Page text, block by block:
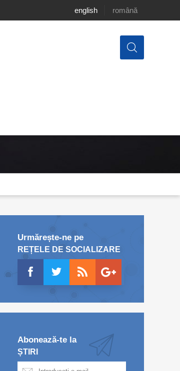
english română
mai mari
Urmărește-ne pe
REȚELE DE SOCIALIZARE
Abonează-te la
ȘTIRI